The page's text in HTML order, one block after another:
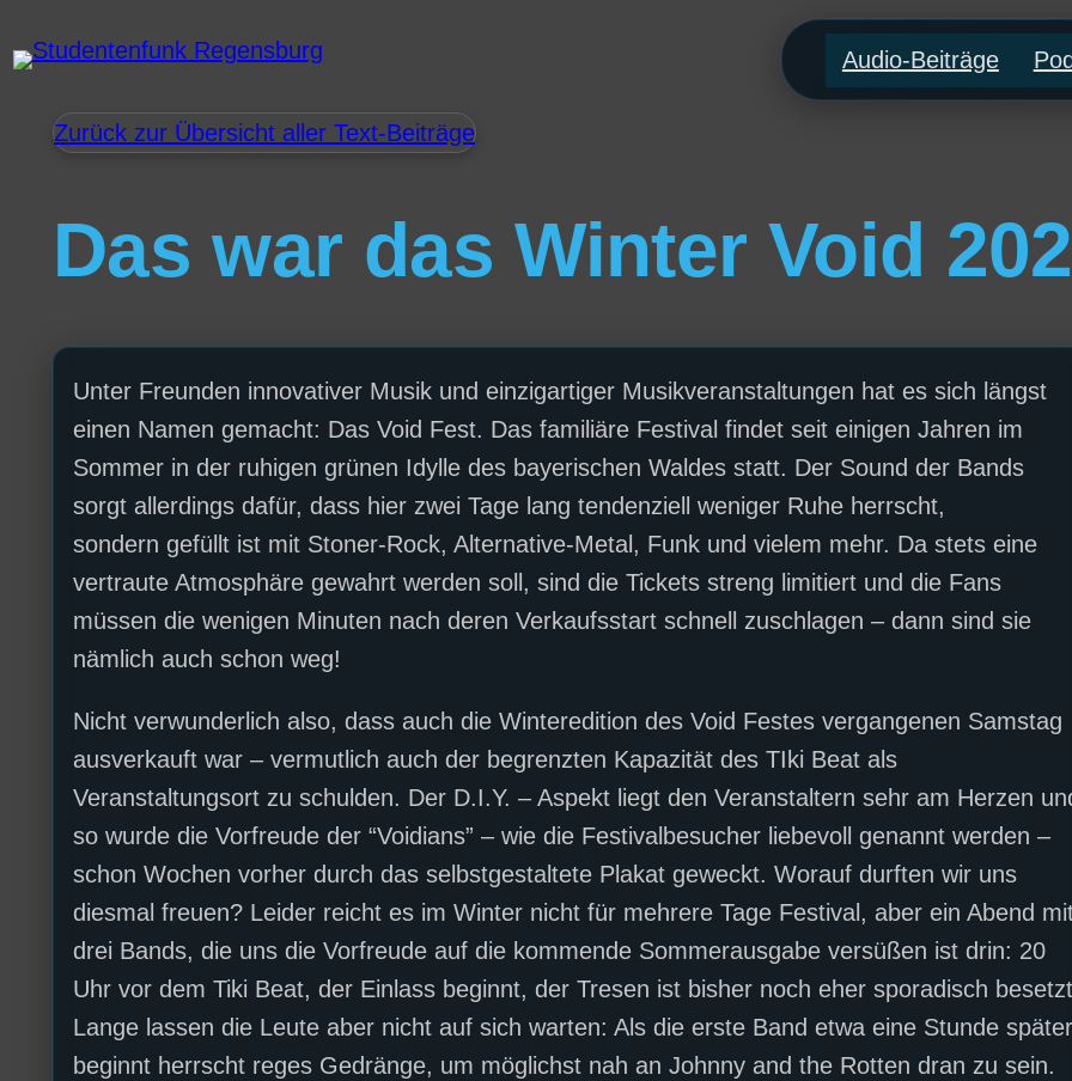
Audio-Beiträge
Zurück zur Übersicht aller Text-Beiträge
Das war das Winter Void
Unter Freunden innovativer Musik und einzigartiger Musikveranstaltungen hat es sich längst
einen Namen gemacht: Das Void Fest. Das familiäre Festival findet seit einigen Jahren im
Sommer in der ruhigen grünen Idylle des bayerischen Waldes statt. Der Sound der Bands
sorgt allerdings dafür, dass hier zwei Tage lang tendenziell weniger Ruhe herrscht,
sondern gefüllt ist mit Stoner-Rock, Alternative-Metal, Funk und vielem mehr. Da stets eine
vertraute Atmosphäre gewahrt werden soll, sind die Tickets streng limitiert und die Fans
müssen die wenigen Minuten nach deren Verkaufsstart schnell zuschlagen – dann sind sie
nämlich auch schon weg!
Nicht verwunderlich also, dass auch die Winteredition des Void Festes vergangenen Samstag
ausverkauft war – vermutlich auch der begrenzten Kapazität des TIki Beat als
Veranstaltungsort zu schulden. Der D.I.Y. – Aspekt liegt den Veranstaltern sehr am Herzen
so wurde die Vorfreude der “Voidians” – wie die Festivalbesucher liebevoll genannt werden –
schon Wochen vorher durch das selbstgestaltete Plakat geweckt. Worauf durften wir uns
diesmal freuen? Leider reicht es im Winter nicht für mehrere Tage Festival, aber ein Abend
drei Bands, die uns die Vorfreude auf die kommende Sommerausgabe versüßen ist drin: 20
Uhr vor dem Tiki Beat, der Einlass beginnt, der Tresen ist bisher noch eher sporadisch
Lange lassen die Leute aber nicht auf sich warten: Als die erste Band etwa eine Stunde später
beginnt herrscht reges Gedränge, um möglichst nah an Johnny and the Rotten dran zu sein.